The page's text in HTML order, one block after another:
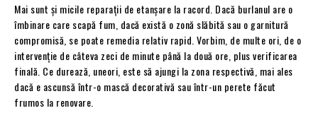
Mai sunt și micile reparații de etanșare la racord. Dacă burlanul are o
îmbinare care scapă fum, dacă există o zonă slăbită sau o garnitură
compromisă, se poate remedia relativ rapid. Vorbim, de multe ori, de o
intervenție de câteva zeci de minute până la două ore, plus verificarea
finală. Ce durează, uneori, este să ajungi la zona respectivă, mai ales
dacă e ascunsă într-o mască decorativă sau într-un perete făcut
frumos la renovare.